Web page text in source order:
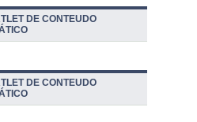
DE CONTEUDO
DE CONTEUDO